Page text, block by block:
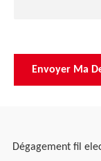
Dégagement fil